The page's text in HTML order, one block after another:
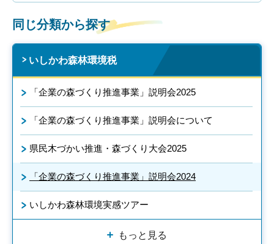
同じ分類から探す
いしかわ森林環境税
「企業の森づくり推進事業」説明会2025
「企業の森づくり推進事業」説明会について
県民木づかい推進・森づくり大会2025
「企業の森づくり推進事業」説明会2024
いしかわ森林環境実感ツアー
もっと見る